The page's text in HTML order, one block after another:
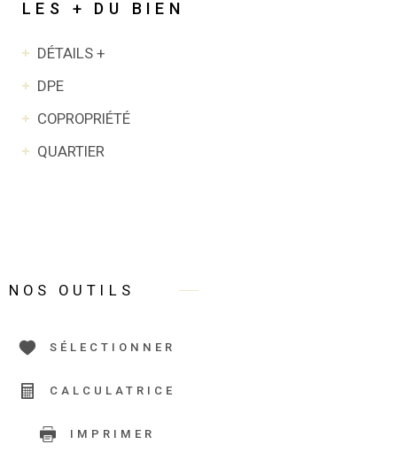
LES + DU BIEN
DÉTAILS +
DPE
COPROPRIÉTÉ
QUARTIER
NOS OUTILS
SÉLECTIONNER
CALCULATRICE
IMPRIMER